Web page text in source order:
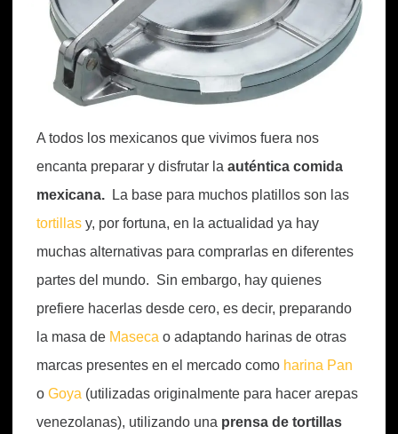
A todos los mexicanos que vivimos fuera nos
encanta preparar y disfrutar la auténtica comida
mexicana.
La base para muchos platillos son las
tortillas y, por fortuna, en la actualidad ya hay
muchas alternativas para comprarlas en diferentes
partes del mundo. Sin embargo, hay quienes
prefiere hacerlas desde cero, es decir, preparando
la masa de Maseca o adaptando harinas de otras
marcas presentes en el mercado como harina Pan
o Goya (utilizadas originalmente para hacer arepas
venezolanas), utilizando una prensa de tortillas